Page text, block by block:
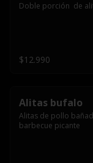
Doble porción  de
$12.990
Alitas bufalo
Alitas de pollo
barbecue picante